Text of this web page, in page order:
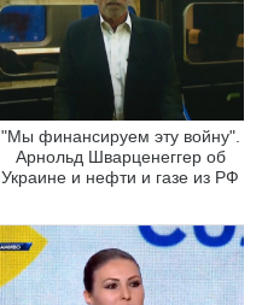
"Мы финансируем эту войну".
Арнольд Шварценеггер об
Украине и нефти и газе из РФ